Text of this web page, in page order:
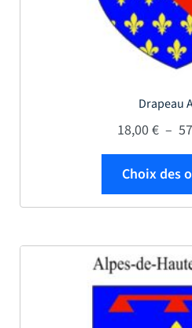
Drapeau
18,00€ –
Choix des